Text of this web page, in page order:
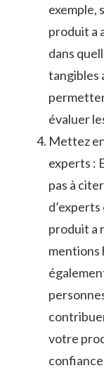
exemple,
produit a
dans
tangibles
‍évaluer
Mettez
experts :⁢
‌pas à
produit a
mentions⁢
votre